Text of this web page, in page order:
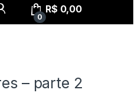
0
R$ 0,00
– parte 2